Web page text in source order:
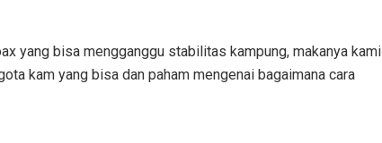
yang bisa mengganggu stabilitas kampung, makanya kami
kam yang bisa dan paham mengenai bagaimana cara